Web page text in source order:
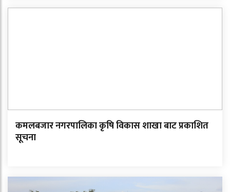
कमलबजार नगरपालिका कृषि विकास शाखा बाट प्रकाशित
सूचना